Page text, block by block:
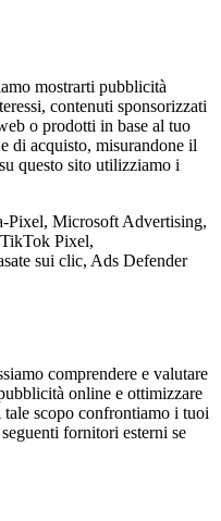
mostrarti pubblicità
contenuti sponsorizzati
o prodotti in base al tuo
di acquisto, misurandone il
questo sito utilizziamo i
Pixel, Microsoft Advertising,
Pixel,
sui clic, Ads Defender
comprendere e valutare
online e ottimizzare
scopo confrontiamo i tuoi
fornitori esterni se